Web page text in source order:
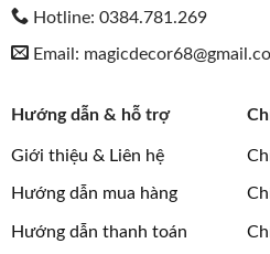
Hotline: 0384.781.269
Email:
Hướng dẫn & hỗ trợ
Giới thiệu & Liên hệ
Hướng dẫn mua hàng
Hướng dẫn thanh toán